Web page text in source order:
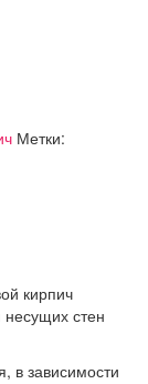
Метки:
кирпич
стен
в зависимости